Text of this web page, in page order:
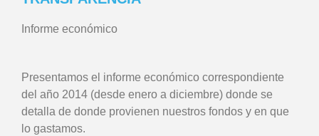
Informe económico
Presentamos el informe económico correspondiente
del año 2014 (desde enero a diciembre) donde se
detalla de donde provienen nuestros fondos y en que
lo gastamos.